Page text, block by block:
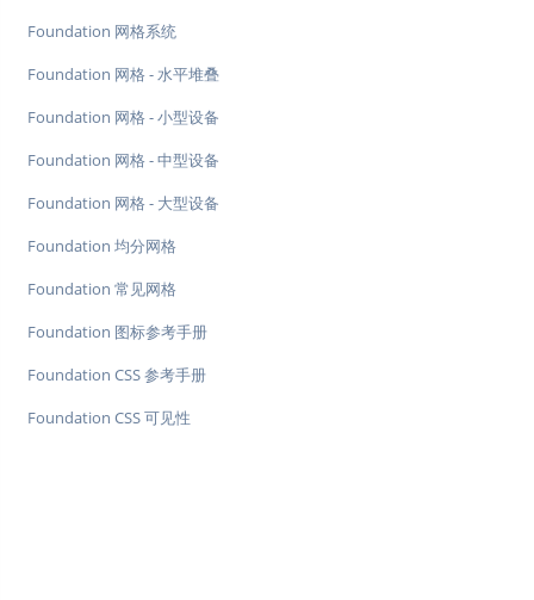
Foundation 网格系统
Foundation 网格 - 水平堆叠
Foundation 网格 - 小型设备
Foundation 网格 - 中型设备
Foundation 网格 - 大型设备
Foundation 均分网格
Foundation 常见网格
Foundation 图标参考手册
Foundation CSS 参考手册
Foundation CSS 可见性